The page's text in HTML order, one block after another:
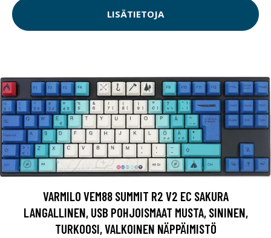
LISÄTIETOJA
VARMILO VEM88 SUMMIT R2 V2 EC SAKURA
LANGALLINEN, USB POHJOISMAAT MUSTA, SININEN,
TURKOOSI, VALKOINEN NÄPPÄIMISTÖ